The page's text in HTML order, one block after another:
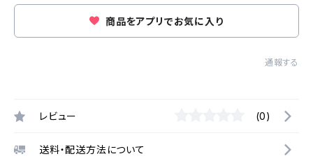
商品をアプリでお気に入り
通報する
レビュー (0)
送料・配送方法について